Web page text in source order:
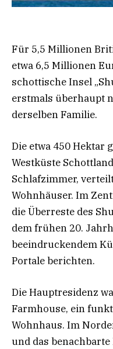
Für 5,5 Millionen
etwa 6,5 Millionen
schottische Insel
erstmals überhaupt
derselben Familie.
Die etwa 450 Hektar
Westküste
Schlafzimmer,
Wohnhäuser. Im
die Überreste des
dem frühen 20.
beeindruckendem
Portale berichten.
Die Hauptresidenz
Farmhouse, ein
Wohnhaus. Im
und das